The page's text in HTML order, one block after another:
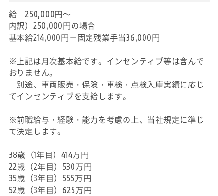
給 250,000円～
内訳）250,000円の場合
基本給214,000円＋固定残業手当36,000円
※上記は月次基本給です。インセンティブ等は含んで
おりません。
別途、車両販売・保険・車検・点検入庫実績に応じ
てインセンティブを支給します。
※前職給与・経験・能力を考慮の上、当社規定に準じ
て決定します。
38歳（1年目）414万円
22歳（2年目）530万円
35歳（3年目）555万円
52歳（3年目）625万円